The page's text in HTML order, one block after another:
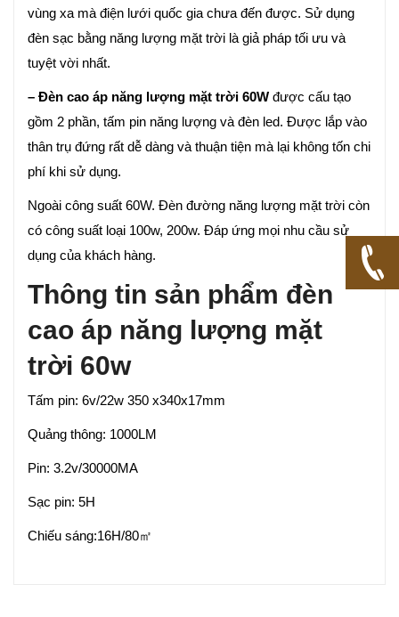
vùng xa mà điện lưới quốc gia chưa đến được. Sử dụng
đèn sạc bằng năng lượng mặt trời là giả pháp tối ưu và
tuyệt vời nhất.
– Đèn cao áp năng lượng mặt trời 60W được cấu tạo
gồm 2 phần, tấm pin năng lượng và đèn led. Được lắp vào
thân trụ đứng rất dễ dàng và thuận tiện mà lại không tốn chi
phí khi sử dụng.
Ngoài công suất 60W. Đèn đường năng lượng mặt trời còn
có công suất loại 100w, 200w. Đáp ứng mọi nhu cầu sử
dụng của khách hàng.
Thông tin sản phẩm đèn
cao áp năng lượng mặt
trời 60w
Tấm pin: 6v/22w 350 x340x17mm
Quảng thông: 1000LM
Pin: 3.2v/30000MA
Sạc pin: 5H
Chiếu sáng:16H/80㎡